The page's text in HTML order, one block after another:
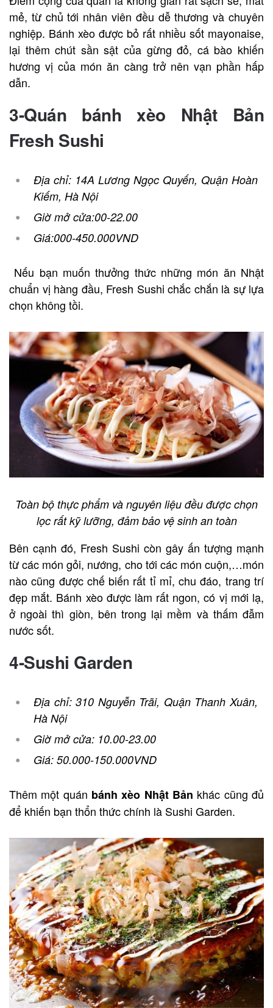
mẻ, từ chủ tới nhân viên đều dễ thương và chuyên
nghiệp. Bánh xèo được bỏ rất nhiều sốt mayonaise,
lại thêm chút sần sật của gừng đỏ, cá bào khiến
hương vị của món ăn càng trở nên vạn phần hấp
dẫn.
3-Quán bánh xèo Nhật Bản
Fresh Sushi
Địa chỉ: 14A Lương Ngọc Quyến, Quận Hoàn
Kiếm, Hà Nội
Giờ mở cửa:00-22.00
Giá:000-450.000VND
Nếu bạn muốn thưởng thức những món ăn Nhật
chuẩn vị hàng đầu, Fresh Sushi chắc chắn là sự lựa
chọn không tồi.
Toàn bộ thực phẩm và nguyên liệu đều được chọn
lọc rất kỹ lưỡng, đảm bảo vệ sinh an toàn
Bên cạnh đó, Fresh Sushi còn gây ấn tượng mạnh
từ các món gỏi, nướng, cho tới các món cuộn,…món
nào cũng được chế biến rất tỉ mỉ, chu đáo, trang trí
đẹp mắt. Bánh xèo được làm rất ngon, có vị mới lạ,
ở ngoài thì giòn, bên trong lại mềm và thấm đẫm
nước sốt.
4-Sushi Garden
Địa chỉ: 310 Nguyễn Trãi, Quận Thanh Xuân,
Hà Nội
Giờ mở cửa: 10.00-23.00
Giá: 50.000-150.000VND
Thêm một quán bánh xèo Nhật Bản khác cũng đủ
để khiến bạn thổn thức chính là Sushi Garden.